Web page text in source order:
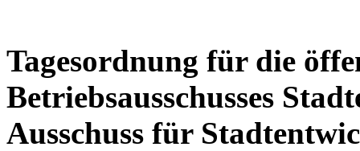
Tagesordnung für die
Betriebsausschusses
Ausschuss für